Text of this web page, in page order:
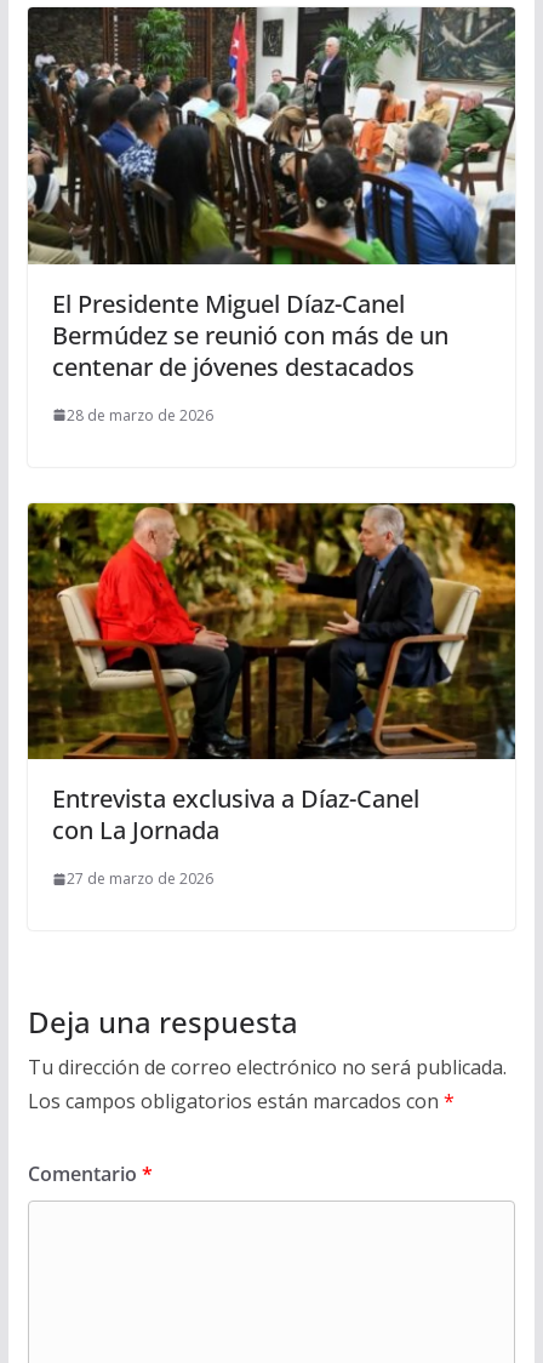
El Presidente Miguel Díaz-Canel
Bermúdez se reunió con más de un
centenar de jóvenes destacados
28 de marzo de 2026
Entrevista exclusiva a Díaz-Canel
con La Jornada
27 de marzo de 2026
Deja una respuesta
Tu dirección de correo electrónico no será publicada.
Los campos obligatorios están marcados con *
Comentario *